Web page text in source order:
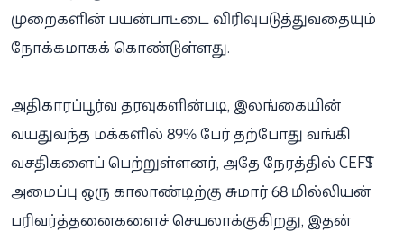
முறைகளின் பயன்பாட்டை விரிவுபடுத்துவதையும்
நோக்கமாகக் கொண்டுள்ளது.
அதிகாரப்பூர்வ தரவுகளின்படி, இலங்கையின்
வயதுவந்த மக்களில் 89% பேர் தற்போது வங்கி
வசதிகளைப் பெற்றுள்ளனர், அதே நேரத்தில் CEFTS
அமைப்பு ஒரு காலாண்டிற்கு சுமார் 68 மில்லியன்
பரிவர்த்தனைகளைச் செயலாக்குகிறது, இதன்